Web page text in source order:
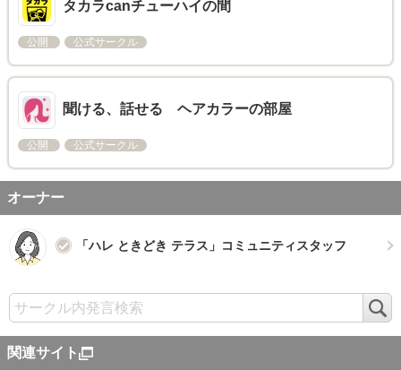
タカラcanチューハイの間
公開 公式サークル
聞ける、話せる ヘアカラーの部屋
公開 公式サークル
オーナー
「ハレ ときどき テラス」コミュニティスタッフ
関連サイト